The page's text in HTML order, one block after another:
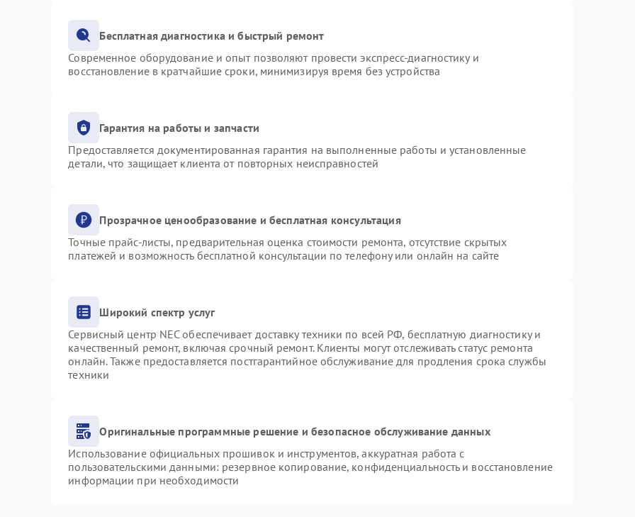
Бесплатная диагностика и быстрый ремонт
Современное оборудование и опыт позволяют провести экспресс-диагностику и
восстановление в кратчайшие сроки, минимизируя время без устройства
Гарантия на работы и запчасти
Предоставляется документированная гарантия на выполненные работы и установленные
детали, что защищает клиента от повторных неисправностей
Прозрачное ценообразование и бесплатная консультация
Точные прайс-листы, предварительная оценка стоимости ремонта, отсутствие скрытых
платежей и возможность бесплатной консультации по телефону или онлайн на сайте
Широкий спектр услуг
Сервисный центр NEC обеспечивает доставку техники по всей РФ, бесплатную диагностику и
качественный ремонт, включая срочный ремонт. Клиенты могут отслеживать статус ремонта
онлайн. Также предоставляется постгарантийное обслуживание для продления срока службы
техники
Оригинальные программные решение и безопасное обслуживание данных
Использование официальных прошивок и инструментов, аккуратная работа с
пользовательскими данными: резервное копирование, конфиденциальность и восстановление
информации при необходимости